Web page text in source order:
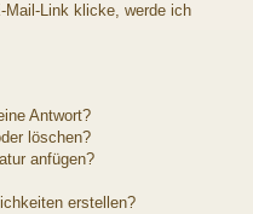
Mail-Link klicke, werde ich
Antwort?
löschen?
anfügen?
erstellen?